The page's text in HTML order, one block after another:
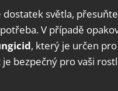
světla,
V případě
, který je určen
bezpečný pro vaši